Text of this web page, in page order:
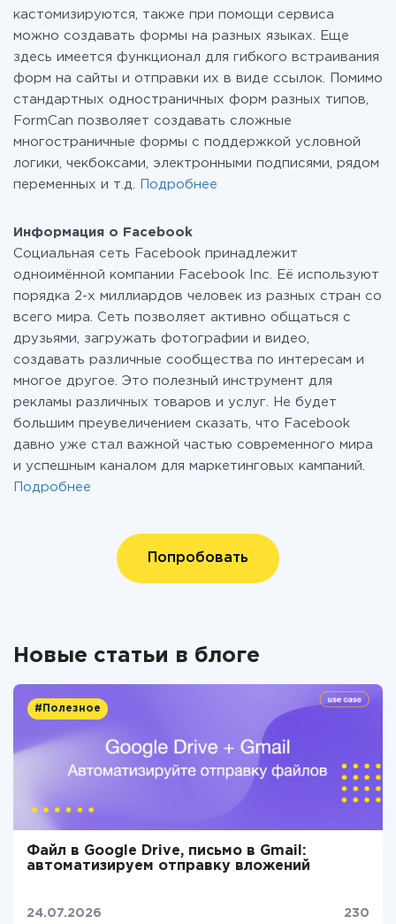
кастомизируются, также при помощи сервиса
можно создавать формы на разных языках. Еще
здесь имеется функционал для гибкого встраивания
форм на сайты и отправки их в виде ссылок. Помимо
стандартных одностраничных форм разных типов,
FormCan позволяет создавать сложные
многостраничные формы с поддержкой условной
логики, чекбоксами, электронными подписями, рядом
переменных и т.д.
Подробнее
Информация о Facebook
Социальная сеть Facebook принадлежит
одноимённой компании Facebook Inc. Её используют
порядка 2-х миллиардов человек из разных стран со
всего мира. Сеть позволяет активно общаться с
друзьями, загружать фотографии и видео,
создавать различные сообщества по интересам и
многое другое. Это полезный инструмент для
рекламы различных товаров и услуг. Не будет
большим преувеличением сказать, что Facebook
давно уже стал важной частью современного мира
и успешным каналом для маркетинговых кампаний.
Подробнее
Попробовать
Новые статьи в блоге
#Полезное
Файл в Google Drive, письмо в Gmail:
автоматизируем отправку вложений
24.07.2026 230